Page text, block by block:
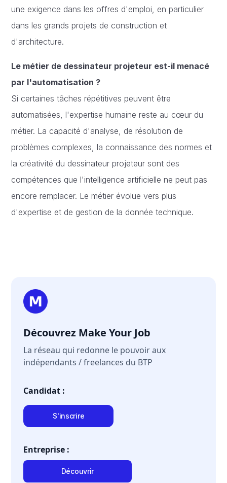
une exigence dans les offres d'emploi, en particulier
dans les grands projets de construction et
d'architecture.
Le métier de dessinateur projeteur est-il menacé
par l'automatisation ?
Si certaines tâches répétitives peuvent être
automatisées, l'expertise humaine reste au cœur du
métier. La capacité d'analyse, de résolution de
problèmes complexes, la connaissance des normes et
la créativité du dessinateur projeteur sont des
compétences que l'intelligence artificielle ne peut pas
encore remplacer. Le métier évolue vers plus
d'expertise et de gestion de la donnée technique.
Découvrez Make Your Job
La réseau qui redonne le pouvoir aux
indépendants / freelances du BTP
Candidat :
S'inscrire
Entreprise :
Découvrir